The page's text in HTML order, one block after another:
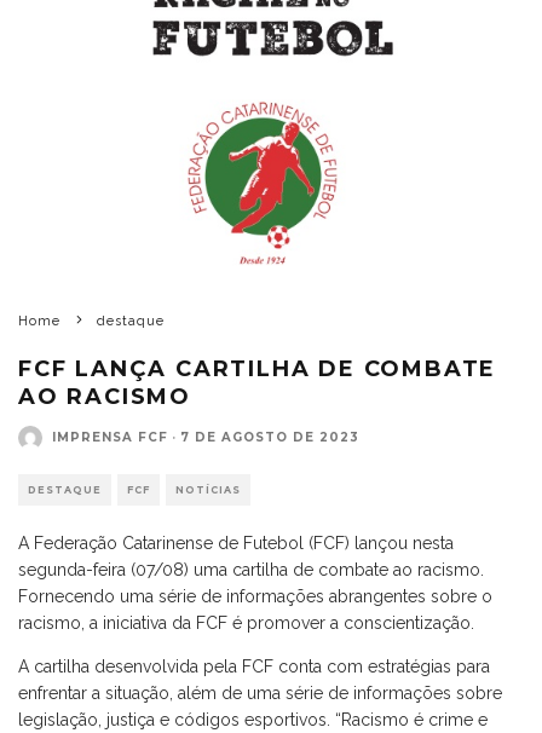
Home destaque
FCF LANÇA CARTILHA DE COMBATE
AO RACISMO
IMPRENSA FCF · 7 DE AGOSTO DE 2023
DESTAQUE FCF NOTÍCIAS
A Federação Catarinense de Futebol (FCF) lançou nesta
segunda-feira (07/08) uma cartilha de combate ao racismo.
Fornecendo uma série de informações abrangentes sobre o
racismo, a iniciativa da FCF é promover a conscientização.
A cartilha desenvolvida pela FCF conta com estratégias para
enfrentar a situação, além de uma série de informações sobre
legislação, justiça e códigos esportivos. “Racismo é crime e